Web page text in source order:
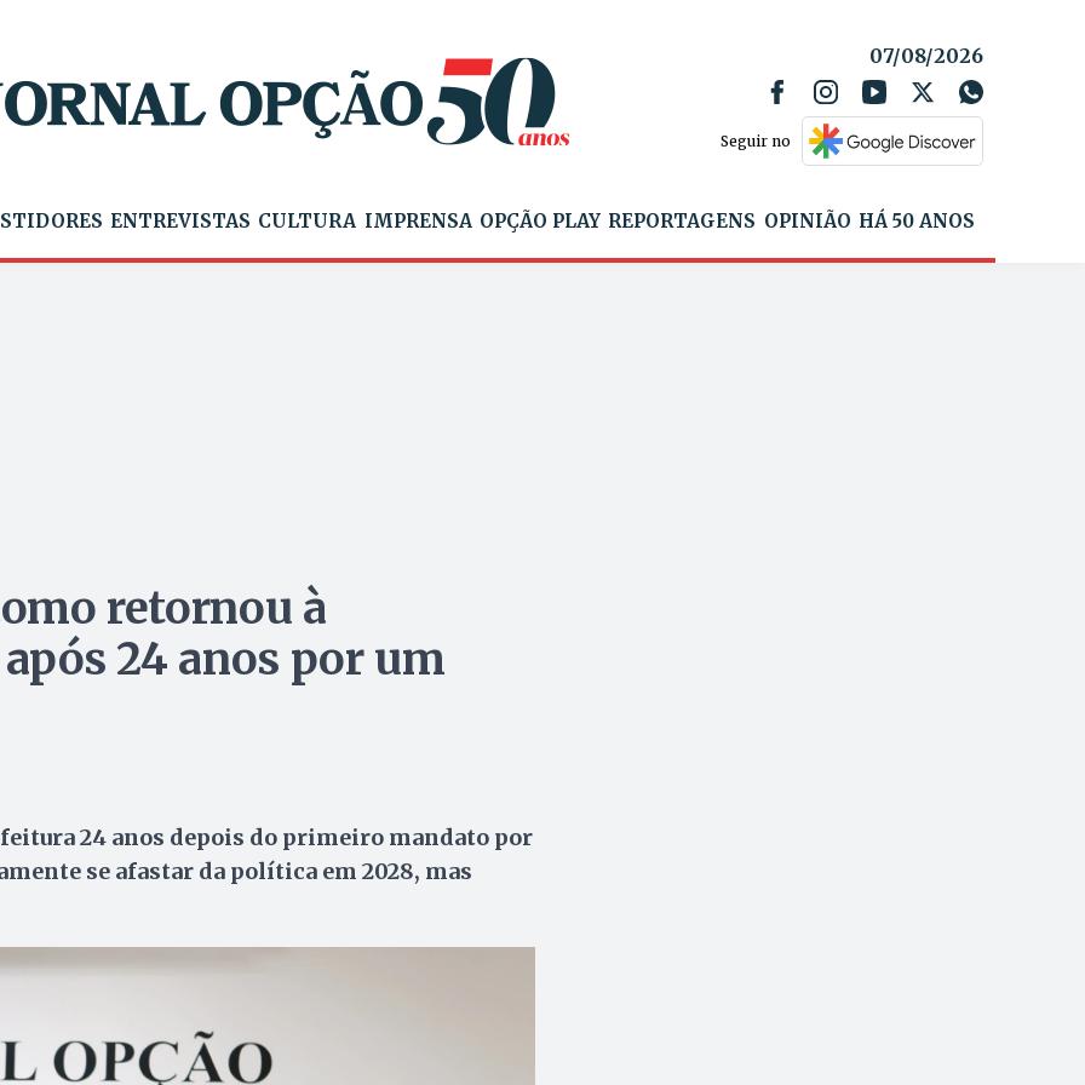
07/08/2026
Seguir no
ENTREVISTAS CULTURA IMPRENSA OPÇÃO PLAY REPORTAGENS OPINIÃO HÁ 50 ANOS
retornou à
24 anos por um
24 anos depois do primeiro mandato por
se afastar da política em 2028, mas